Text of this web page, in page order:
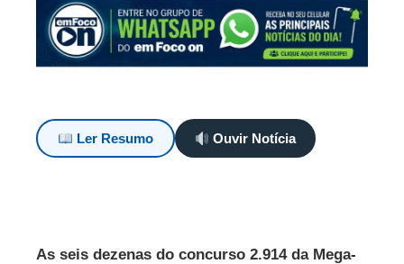
Ler Resumo Ouvir Notícia
As seis dezenas do concurso 2.914 da Mega-